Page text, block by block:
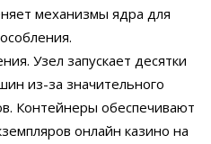
механизмы ядра для
Узел запускает десятки
из-за значительного
Контейнеры обеспечивают
онлайн казино на